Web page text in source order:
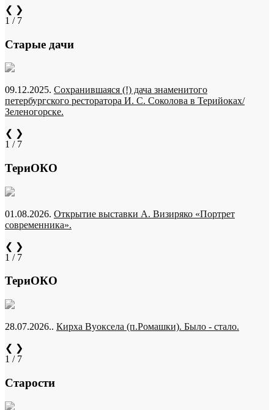
❮ ❯
1 / 7
Старые дачи
09.12.2025. Сохранившаяся (!) дача знаменитого
петербургского ресторатора И. С. Соколова в Терийоках/
Зеленогорске.
❮ ❯
1 / 7
ТериОКО
01.08.2026. Открытие выставки А. Визиряко «Портрет
современника».
❮ ❯
1 / 7
ТериОКО
28.07.2026.. Кирха Вуоксела (п.Ромашки). Было - стало.
❮ ❯
1 / 7
Старости